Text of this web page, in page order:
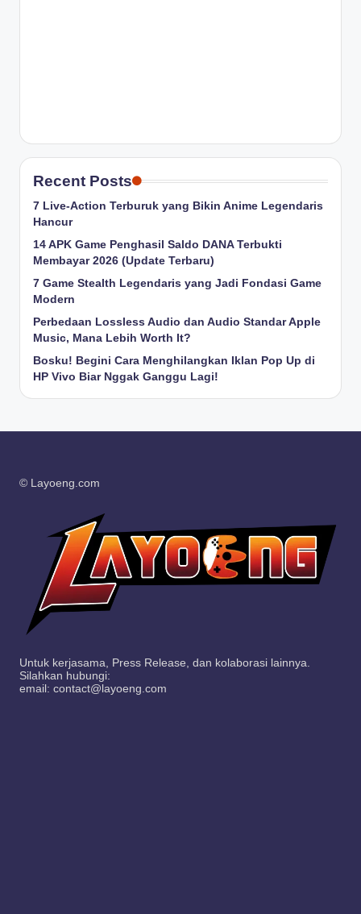
Recent Posts
7 Live-Action Terburuk yang Bikin Anime Legendaris
Hancur
14 APK Game Penghasil Saldo DANA Terbukti
Membayar 2026 (Update Terbaru)
7 Game Stealth Legendaris yang Jadi Fondasi Game
Modern
Perbedaan Lossless Audio dan Audio Standar Apple
Music, Mana Lebih Worth It?
Bosku! Begini Cara Menghilangkan Iklan Pop Up di
HP Vivo Biar Nggak Ganggu Lagi!
© Layoeng.com
Untuk kerjasama, Press Release, dan kolaborasi lainnya.
Silahkan hubungi:
email: contact@layoeng.com